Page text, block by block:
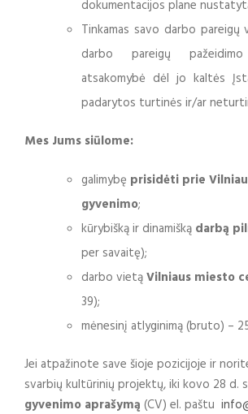
dokumentacijos plane
Tinkamas savo darbo pareigų
darbo pareigų
atsakomybė dėl jo kaltės
padarytos turtinės ir/ar
Mes Jums siūlome:
galimybę prisidėti prie
gyvenimo;
kūrybišką ir dinamišką darbą
per savaitę);
darbo vietąVilniaus miesto
39);
mėnesinį atlyginimą (bruto) –
Jei atpažinote save šioje pozicijoje ir
svarbių kultūrinių projektų, iki kovo 28 d.
gyvenimo aprašymą (CV) el. paštu